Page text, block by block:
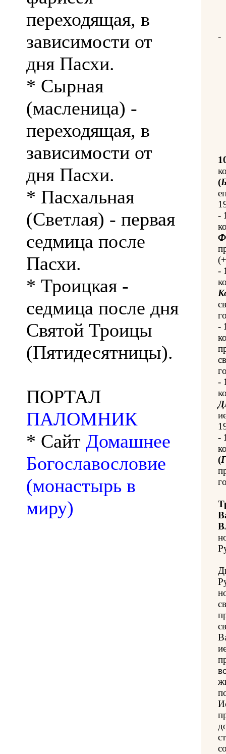
переходящая, в
зависимости от
дня Пасхи.
* Сырная
(масленица) -
переходящая, в
зависимости от
дня Пасхи.
* Пасхальная
(Светлая) - первая
седмица после
Пасхи.
* Троицкая -
седмица после дня
Святой Троицы
(Пятидесятницы).
ПОРТАЛ
ПАЛОМНИК
* Сайт Домашнее
Богославословие
(монастырь в
миру)
-
(
-
-
-
-
-
(